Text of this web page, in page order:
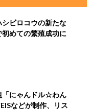
ビロコウの新たな
めての繁殖成功に
「にゃんドル☆わん
などが制作、リス